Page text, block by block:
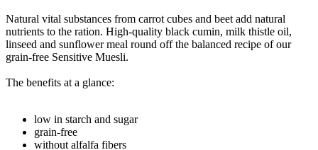
Natural vital substances from carrot cubes and beet add natural
nutrients to the ration. High-quality black cumin, milk thistle oil,
linseed and sunflower meal round off the balanced recipe of our
grain-free Sensitive Muesli.
The benefits at a glance:
low in starch and sugar
grain-free
without alfalfa fibers